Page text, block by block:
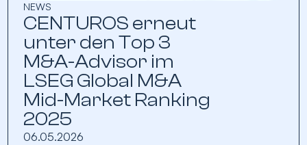
NEWS
CENTUROS erneut
unter den Top 3
M&A-Advisor im
LSEG Global M&A
Mid-Market Ranking
2025
06.05.2026